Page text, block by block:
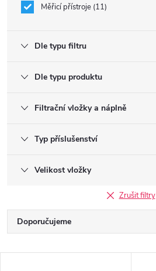
Měřicí přístroje 11
Dle typu filtru
Dle typu produktu
Filtrační vložky a náplně
Typ příslušenství
Velikost vložky
Zrušit filtry
Ř
a
Doporučujeme